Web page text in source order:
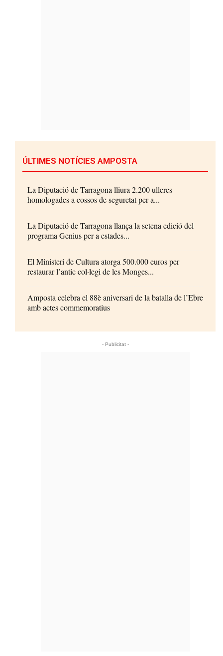
ÚLTIMES NOTÍCIES AMPOSTA
La Diputació de Tarragona lliura 2.200 ulleres
homologades a cossos de seguretat per a...
La Diputació de Tarragona llança la setena edició del
programa Genius per a estades...
El Ministeri de Cultura atorga 500.000 euros per
restaurar l’antic col·legi de les Monges...
Amposta celebra el 88è aniversari de la batalla de l’Ebre
amb actes commemoratius
- Publicitat -